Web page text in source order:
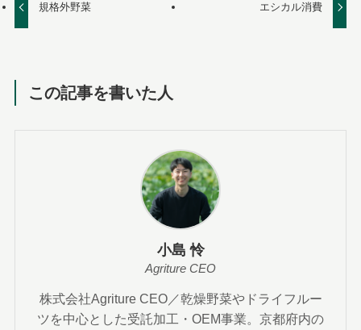
規格外野菜 エシカル消費
この記事を書いた人
小島 怜
Agriture CEO
株式会社Agriture CEO／乾燥野菜やドライフルー
ツを中心とした受託加工・OEM事業。京都府内の